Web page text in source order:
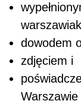
dowodem
zdjęciem i